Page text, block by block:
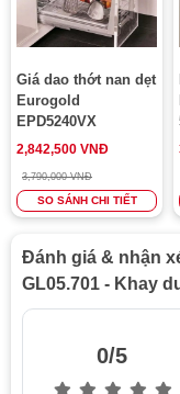
Giá dao thớt nan dẹt
Eurogold
EPD5240VX
2,842,500 VNĐ
3,790,000 VNĐ
SO SÁNH CHI TIẾT
Đánh giá & nhận
GL05.701 - Khay
0/5